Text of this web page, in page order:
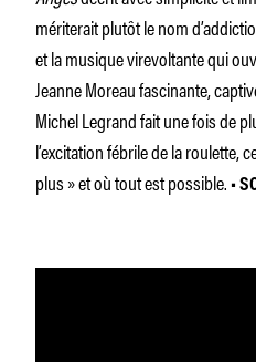
mériterait plutôt le nom
et la musique virevoltante qui
Jeanne Moreau fascinante,
Michel Legrand fait une fois de
l’excitation fébrile de la roulette,
plus » et où tout est possible. •